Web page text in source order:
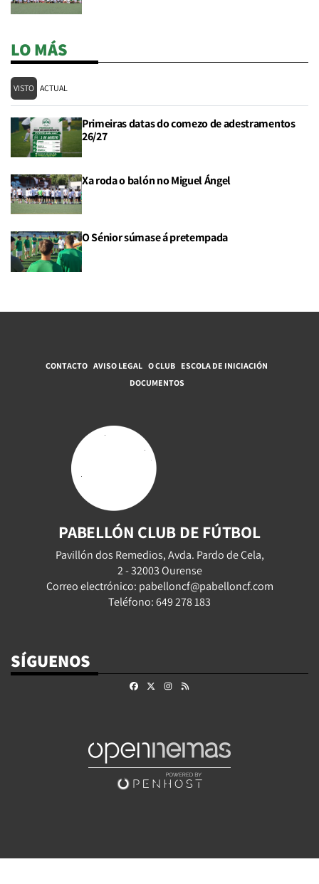
LO MÁS
VISTO ACTUAL
Primeiras datas do comezo de adestramentos
26/27
Xa roda o balón no Miguel Ángel
O Sénior súmase á pretempada
CONTACTO AVISO LEGAL O CLUB ESCOLA DE INICIACIÓN
DOCUMENTOS
PABELLÓN CLUB DE FÚTBOL
Pavillón dos Remedios, Avda. Pardo de Cela,
2 - 32003 Ourense
Correo electrónico: pabelloncf@pabelloncf.com
Teléfono: 649 278 183
SÍGUENOS
FacebookInstagram